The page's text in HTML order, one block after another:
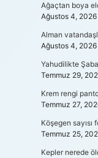
Ağaçtan boya
Ağustos 4, 2026
Alman
Ağustos 4, 2026
Yahudilikte
Temmuz 29,
Krem rengi
Temmuz 27,
Köşegen sayısı
Temmuz 25,
Kepler nerede